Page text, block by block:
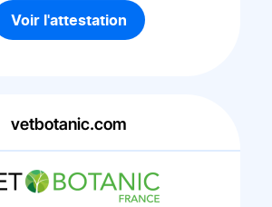
Voir l'attestation
vetbotanic.com